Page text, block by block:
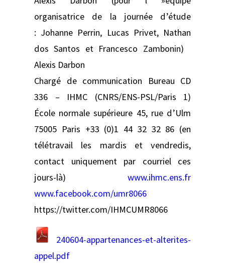
organisatrice de la journée d’étude
: Johanne Perrin, Lucas Privet, Nathan
dos Santos et Francesco Zambonin)
Alexis Darbon
Chargé de communication Bureau CD
336 – IHMC (CNRS/ENS-PSL/Paris 1)
École normale supérieure 45, rue d’Ulm
75005 Paris +33 (0)1 44 32 32 86 (en
télétravail les mardis et vendredis,
contact uniquement par courriel ces
jours-là) www.ihmc.ens.fr
www.facebook.com/umr8066
https://twitter.com/IHMCUMR8066
240604-appartenances-et-alterites-
appel.pdf